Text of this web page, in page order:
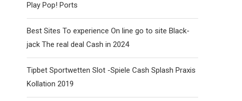
Play Pop! Ports
Best Sites To experience On line go to site Black-
jack The real deal Cash in 2024
Tipbet Sportwetten Slot -Spiele Cash Splash Praxis
Kollation 2019